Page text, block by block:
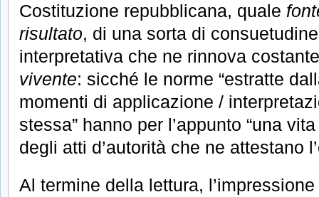
Costituzione repubblicana, quale
risultato, di una sorta di
interpretativa che ne rinnova
vivente: sicché le norme “estratte
momenti di applicazione /
stessa” hanno per l’appunto “una
degli atti d’autorità che ne attestano
Al termine della lettura,